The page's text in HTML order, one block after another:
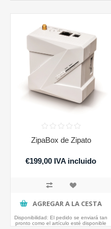
ZipaBox de Zipato
€199,00 IVA incluido
AGREGAR A LA CESTA
Disponibilidad: El pedido se enviará tan
pronto como el artículo esté disponible